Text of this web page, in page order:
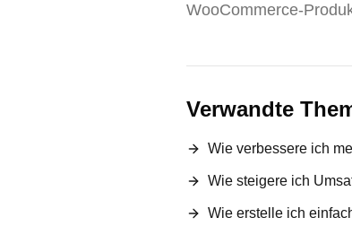
WooCommerce-
Verwandte
Wie verbessere ich
Wie steigere ich
Wie erstelle ich